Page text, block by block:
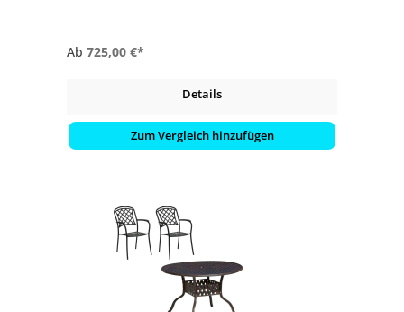
Ab 725,00 €*
Details
Zum Vergleich hinzufügen